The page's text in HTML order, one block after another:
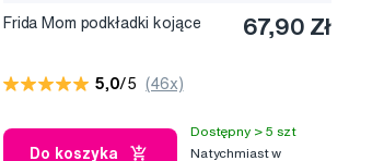
Frida Mom podkładki kojące 67,90 Zł
5,0/5 (46x)
Do koszyka
Dostępny > 5 szt
Natychmiast w